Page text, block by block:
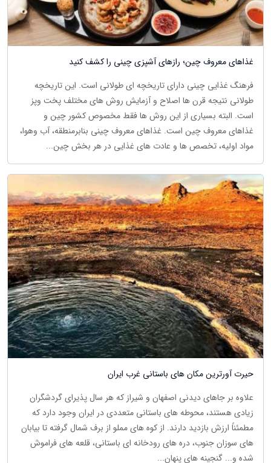
غذاهای معروف چین؛ رازهای آشپزی چینی را کشف کنید
فرهنگ غذایی چینی دارای تاریخچه ای طولانی است. این تاریخچه
طولانی نتیجه قرن ها اصلاح و آزمایش روش های مختلف پخت وپز
است. البته بسیاری از این روش ها فقط مخصوص کشور چین و
غذاهای معروف چین است. غذاهای معروف چینی بنابرمنطقه، آب وهوا،
مواد اولیه، تخصص ها و عادت های غذایی در هر بخش چین...
حیرت آورترین مکان های باستانی غرب ایران
علاوه بر جاهای دیدنی اصفهان و شیراز که هر سال پذیرای گردشگران
زیادی هستند، محوطه های باستانی متعددی در ایران وجود دارد که
مطمئناً ارزش بازدید دارند. از کوه های مملو از برف شمال گرفته تا بیابان
های سوزان جنوب، دره های رودخانه ای باستانی، قلعه های فراموش
شده و... گنجینه های پنهان...